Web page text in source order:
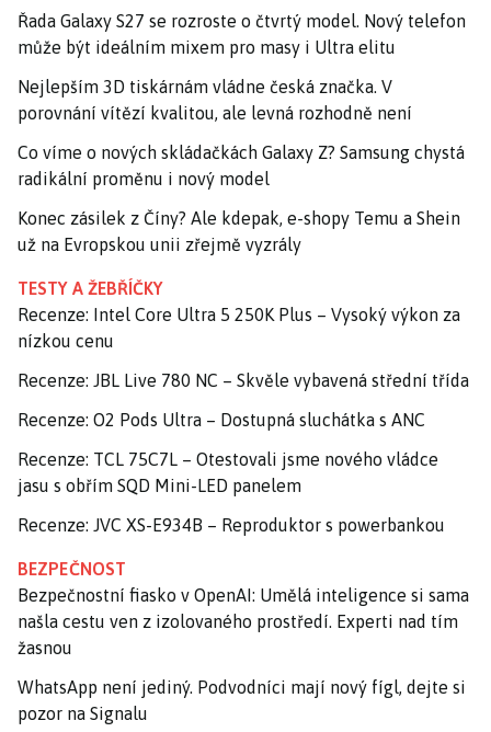
Řada Galaxy S27 se rozroste o čtvrtý model. Nový telefon
může být ideálním mixem pro masy i Ultra elitu
Nejlepším 3D tiskárnám vládne česká značka. V
porovnání vítězí kvalitou, ale levná rozhodně není
Co víme o nových skládačkách Galaxy Z? Samsung chystá
radikální proměnu i nový model
Konec zásilek z Číny? Ale kdepak, e-shopy Temu a Shein
už na Evropskou unii zřejmě vyzrály
TESTY A ŽEBŘÍČKY
Recenze: Intel Core Ultra 5 250K Plus – Vysoký výkon za
nízkou cenu
Recenze: JBL Live 780 NC – Skvěle vybavená střední třída
Recenze: O2 Pods Ultra – Dostupná sluchátka s ANC
Recenze: TCL 75C7L – Otestovali jsme nového vládce
jasu s obřím SQD Mini-LED panelem
Recenze: JVC XS-E934B – Reproduktor s powerbankou
BEZPEČNOST
Bezpečnostní fiasko v OpenAI: Umělá inteligence si sama
našla cestu ven z izolovaného prostředí. Experti nad tím
žasnou
WhatsApp není jediný. Podvodníci mají nový fígl, dejte si
pozor na Signalu